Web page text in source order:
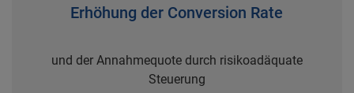
Erhöhung der Conversion Rate
und der Annahmequote durch risikoadäquate
Steuerung